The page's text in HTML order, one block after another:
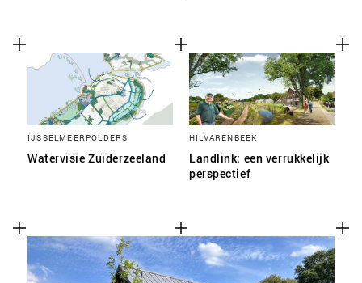
IJSSELMEERPOLDERS
Watervisie Zuiderzeeland
HILVARENBEEK
Landlink: een verrukkelijk
perspectief